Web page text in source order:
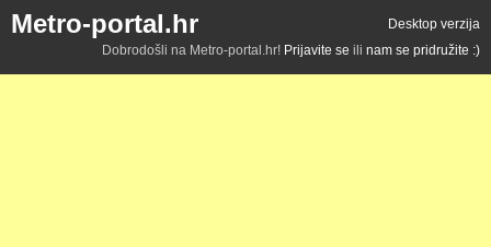
Metro-portal.hr
Desktop verzija
Dobrodošli na Metro-portal.hr! Prijavite se ili nam se pridružite :)